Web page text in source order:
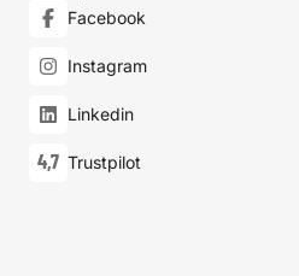
Facebook
Instagram
Linkedin
4,7 Trustpilot